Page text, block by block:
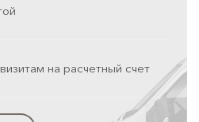
на расчетный счет